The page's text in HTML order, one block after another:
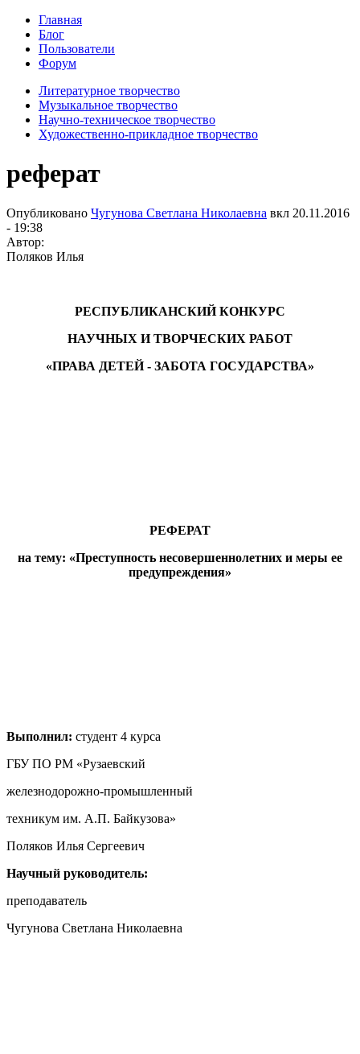
Главная
Блог
Пользователи
Форум
Литературное творчество
Музыкальное творчество
Научно-техническое творчество
Художественно-прикладное творчество
реферат
Опубликовано Чугунова Светлана Николаевна вкл 20.11.2016
- 19:38
Автор:
Поляков Илья
РЕСПУБЛИКАНСКИЙ КОНКУРС
НАУЧНЫХ И ТВОРЧЕСКИХ РАБОТ
«ПРАВА ДЕТЕЙ - ЗАБОТА ГОСУДАРСТВА»
РЕФЕРАТ
на тему: «Преступность несовершеннолетних и меры ее
предупреждения»
Выполнил: студент 4 курса
ГБУ ПО РМ «Рузаевский
железнодорожно-промышленный
техникум им. А.П. Байкузова»
Поляков Илья Сергеевич
Научный руководитель:
преподаватель
Чугунова Светлана Николаевна